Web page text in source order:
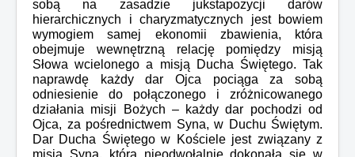
sobą na zasadzie jukstapozycji darów
hierarchicznych i charyzmatycznych jest bowiem
wymogiem samej ekonomii zbawienia, która
obejmuje wewnętrzną relację pomiędzy misją
Słowa wcielonego a misją Ducha Świętego. Tak
naprawdę każdy dar Ojca pociąga za sobą
odniesienie do połączonego i zróżnicowanego
działania misji Bożych – każdy dar pochodzi od
Ojca, za pośrednictwem Syna, w Duchu Świętym.
Dar Ducha Świętego w Kościele jest związany z
misją Syna, która nieodwołalnie dokonała się w